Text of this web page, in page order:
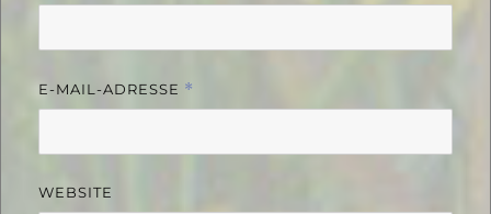
E-MAIL-ADRESSE *
WEBSITE